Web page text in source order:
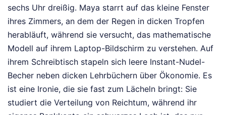
sechs Uhr dreißig. Maya starrt auf das kleine Fenster
ihres Zimmers, an dem der Regen in dicken Tropfen
herabläuft, während sie versucht, das mathematische
Modell auf ihrem Laptop-Bildschirm zu verstehen. Auf
ihrem Schreibtisch stapeln sich leere Instant-Nudel-
Becher neben dicken Lehrbüchern über Ökonomie. Es
ist eine Ironie, die sie fast zum Lächeln bringt: Sie
studiert die Verteilung von Reichtum, während ihr